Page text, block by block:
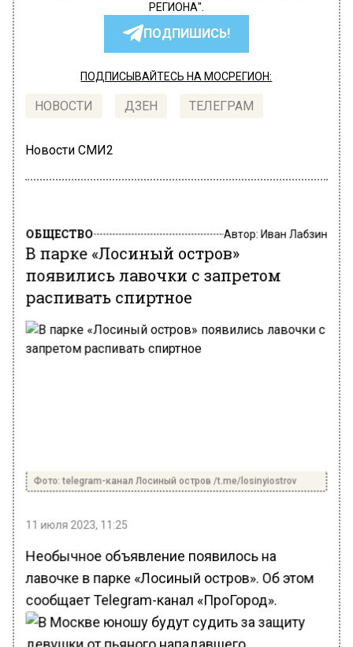
РЕГИОНА".
ПОДПИШИСЬ!
ПОДПИСЫВАЙТЕСЬ НА МОСРЕГИОН:
НОВОСТИ ДЗЕН ТЕЛЕГРАМ
Новости СМИ2
ОБЩЕСТВО Автор: Иван Лабзин
В парке «Лосиный остров»
появились лавочки с запретом
распивать спиртное
Фото: telegram-канал Лосиный остров /t.me/losinyiostrov
11 июля 2023, 11:25
Необычное объявление появилось на
лавочке в парке «Лосиный остров». Об этом
сообщает Telegram-канал «ПроГород».